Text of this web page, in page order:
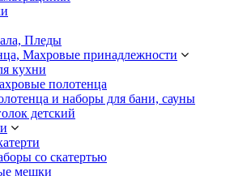
Пледы
Махровые принадлежности
кухни
полотенца
и наборы для бани, сауны
детский
со скатертью
мешки